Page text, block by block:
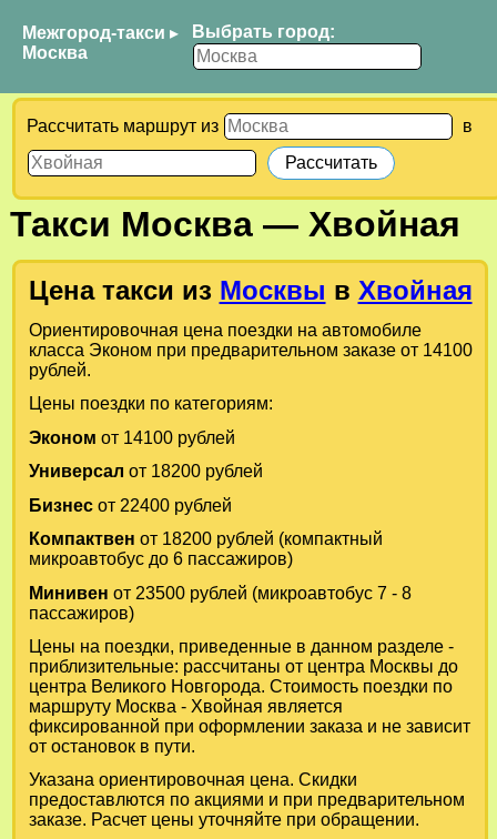
Межгород-такси ▸
Москва
Выбрать город:
Рассчитать маршрут из в
Такси Москва— Хвойная
Цена такси из Москвы в Хвойная
Ориентировочная цена поездки на автомобиле
класса Эконом при предварительном заказе от 14100
рублей.
Цены поездки по категориям:
Эконом от 14100 рублей
Универсал от 18200 рублей
Бизнесот 22400 рублей
Компактвен от 18200 рублей (компактный
микроавтобус до 6 пассажиров)
Минивен от 23500 рублей (микроавтобус 7 - 8
пассажиров)
Цены на поездки, приведенные в данном разделе -
приблизительные: рассчитаны от центра Москвы до
центра Великого Новгорода. Стоимость поездки по
маршруту Москва - Хвойная является
фиксированной при оформлении заказа и не зависит
от остановок в пути.
Указана ориентировочная цена. Скидки
предоставлются по акциями и при предварительном
заказе. Расчет цены уточняйте при обращении.